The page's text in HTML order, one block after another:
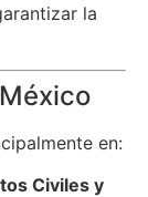
la
en:
Civiles y